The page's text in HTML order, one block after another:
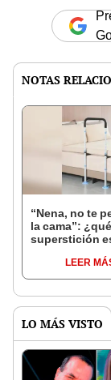
NOTAS
“Nena, no te
la cama”: ¿qué
superstición
Enanitos
LEER
LO MÁS VISTO